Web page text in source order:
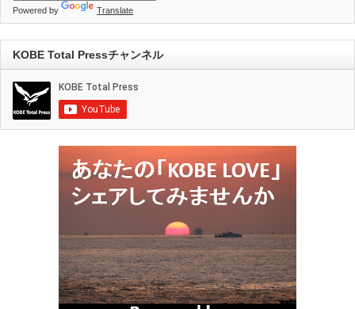
Powered by Translate
KOBE Total Pressチャンネル